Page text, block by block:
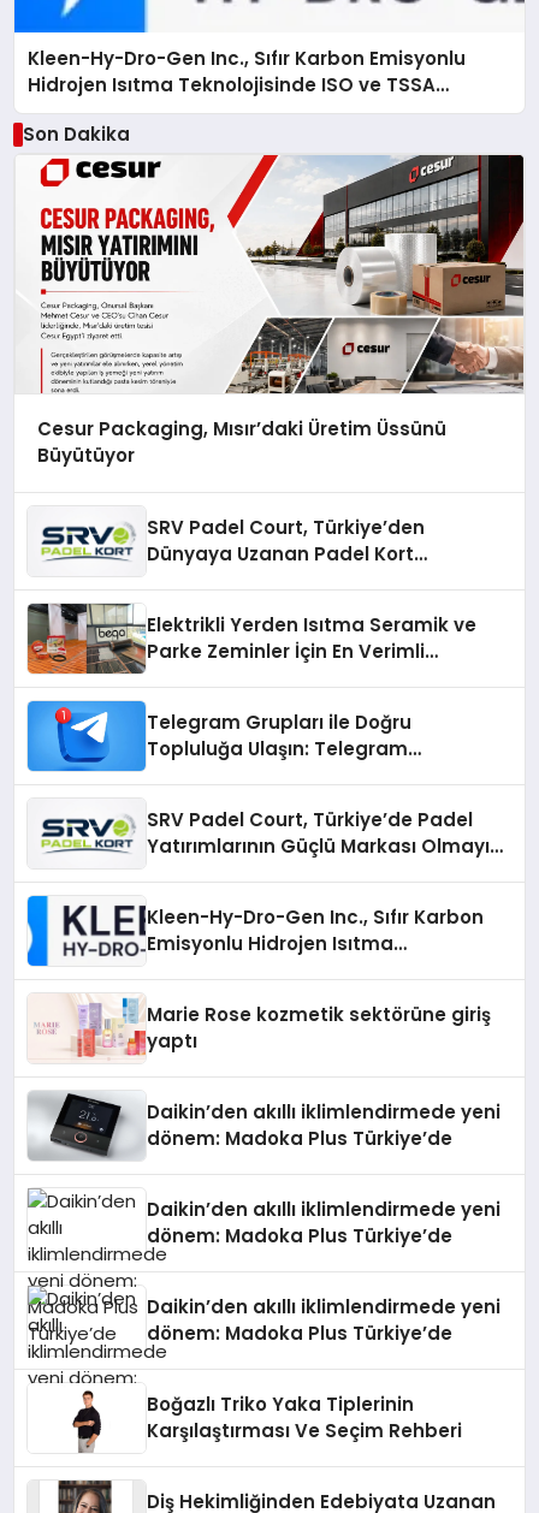
Kleen-Hy-Dro-Gen Inc., Sıfır Karbon Emisyonlu
Hidrojen Isıtma Teknolojisinde ISO ve TSSA
Düzenleyici Onaylarını Aldı
Son Dakika
Cesur Packaging, Mısır’daki Üretim Üssünü
Büyütüyor
SRV Padel Court, Türkiye’den
Dünyaya Uzanan Padel Kort
Elektrikli Yerden Isıtma Seramik ve
Parke Zeminler İçin En Verimli
Telegram Grupları ile Doğru
Topluluğa Ulaşın: Telegram
SRV Padel Court, Türkiye’de Padel
Yatırımlarının Güçlü Markası Olmayı
Kleen-Hy-Dro-Gen Inc., Sıfır Karbon
Emisyonlu Hidrojen Isıtma
Marie Rose kozmetik sektörüne giriş
yaptı
Daikin’den akıllı iklimlendirmede yeni
dönem: Madoka Plus Türkiye’de
Daikin’den akıllı iklimlendirmede yeni
dönem: Madoka Plus Türkiye’de
Daikin’den akıllı iklimlendirmede yeni
dönem: Madoka Plus Türkiye’de
Boğazlı Triko Yaka Tiplerinin
Karşılaştırması Ve Seçim Rehberi
Diş Hekimliğinden Edebiyata Uzanan